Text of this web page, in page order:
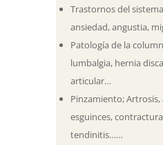
Trastornos del
ansiedad, angustia,
Patología de la
lumbalgia, hernia
articular…
Pinzamiento;
esguinces,
tendinitis……